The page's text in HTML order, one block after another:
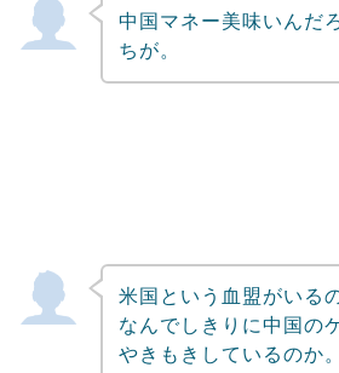
中国マネー美味いんだ
ちが。
米国という血盟がいる
なんでしきりに中国の
やきもきしているのか。